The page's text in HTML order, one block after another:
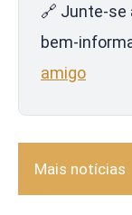
🔗 Junte-se
bem-
amigo
Mais notícias